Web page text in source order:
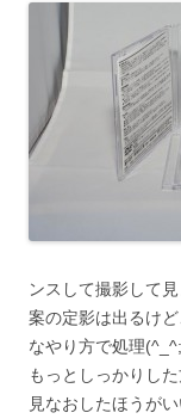
ンスして撮影して見
案の定影は出るけ
なやり方で処理
もっとしっかりし
見なおしたほうがい